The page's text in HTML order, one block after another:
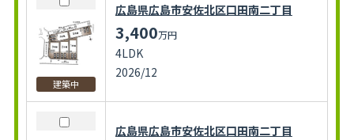
建築中
広島県広島市安佐北区口田南二丁目
3,400万円
4LDK
2026/12
広島県広島市安佐北区口田南二丁目